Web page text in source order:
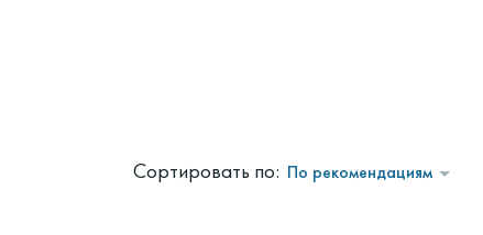
Сортировать по: По рекомендациям